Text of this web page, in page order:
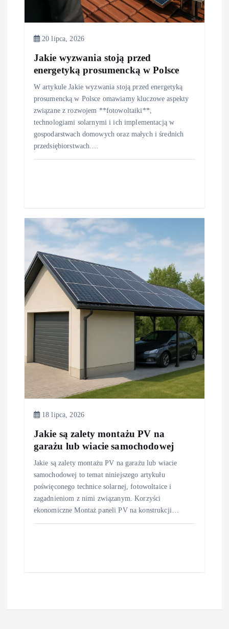
u
20 lipca, 2026
Jakie wyzwania stoją przed
energetyką prosumencką w Polsce
W artykule Jakie wyzwania stoją przed energetyką
prosumencką w Polsce omawiamy kluczowe aspekty
związane z rozwojem **fotowoltaiki**,
technologiami solarnymi i ich implementacją w
gospodarstwach domowych oraz małych i średnich
przedsiębiorstwach.…
18 lipca, 2026
Jakie są zalety montażu PV na
garażu lub wiacie samochodowej
Jakie są zalety montażu PV na garażu lub wiacie
samochodowej to temat niniejszego artykułu
poświęconego technice solarnej, fotowoltaice i
zagadnieniom z nimi związanym. Korzyści
ekonomiczne Montaż paneli PV na konstrukcji…